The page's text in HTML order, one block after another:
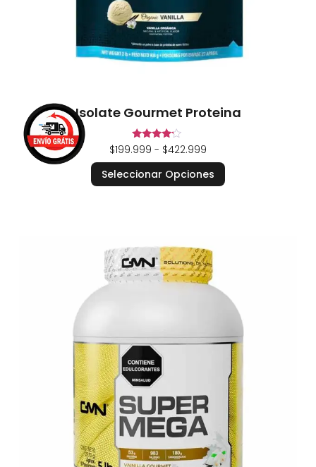
Isolate Gourmet Proteina
Valorado
en
4.00
de 5
$199.999 - $422.999
Seleccionar Opciones